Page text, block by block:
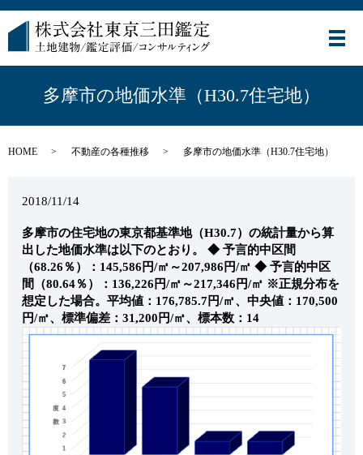
メ
多摩市の地価水準（H30.7住宅地）
HOME 不動産の各種推移 多摩市の地価水準（H30.7住宅地）
2018/11/14
多摩市の住宅地の東京都基準地（H30.7）の統計量から算
出した地価水準は以下のとおり。
◆ 予言的中区間
（68.26％）：145,586円/㎡～207,986円/㎡ ◆ 予言的中区
間（80.64％）：136,226円/㎡～217,346円/㎡ ※正規分布を
想定した場合。平均値：176,785.7円/㎡、中央値：170,500
円/㎡、標準偏差：31,200円/㎡、標本数：14